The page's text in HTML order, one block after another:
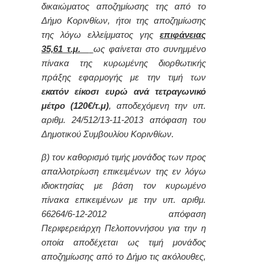
δικαιώματος αποζημίωσης της από το
Δήμο Κορινθίων, ήτοι της αποζημίωσης
της λόγω ελλείμματος γης επιφάνειας
35,61 τ.μ.
ως φαίνεται στο συνημμένο
πίνακα της κυρωμένης διορθωτικής
πράξης εφαρμογής με την τιμή των
εκατόν είκοσι ευρώ ανά τετραγωνικό
μέτρο (120€/τ.μ), αποδεχόμενη την υπ.
αριθμ. 24/512/13-11-2013 απόφαση του
Δημοτικού Συμβουλίου Κορινθίων.
β) τον καθορισμό τιμής μονάδος των προς
απαλλοτρίωση επικειμένων της εν λόγω
ιδιοκτησίας με βάση τον κυρωμένο
πίνακα επικειμένων με την υπ. αριθμ.
66264/6-12-2012 απόφαση
Περιφερειάρχη Πελοποννήσου για την η
οποία αποδέχεται ως τιμή μονάδος
αποζημίωσης από το Δήμο τις ακόλουθες,